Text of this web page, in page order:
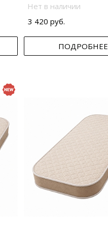
Нет в наличии
3 420 руб.
ПОДРОБНЕЕ